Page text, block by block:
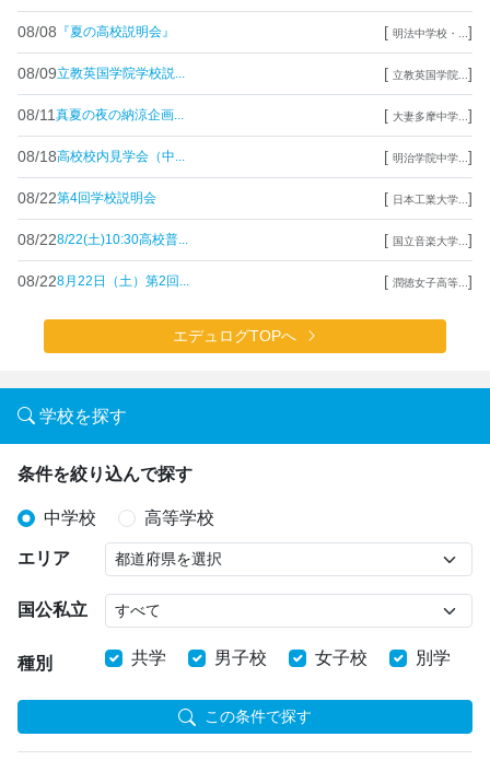
08/08 『夏の高校説明会』 [ 明法中学校・... ]
08/09立教英国学院学校説... [ 立教英国学院... ]
08/11 真夏の夜の納涼企画... [ 大妻多摩中学... ]
08/18高校校内見学会（中... [ 明治学院中学... ]
08/22第4回学校説明会 [ 日本工業大学... ]
08/228/22(土)10:30高校普... [ 国立音楽大学... ]
08/228月22日（土）第2回... [ 潤徳女子高等... ]
エデュログTOPへ
学校を探す
条件を絞り込んで探す
中学校 高等学校
エリア
国公私立
種別 共学 男子校 女子校 別学
この条件で探す